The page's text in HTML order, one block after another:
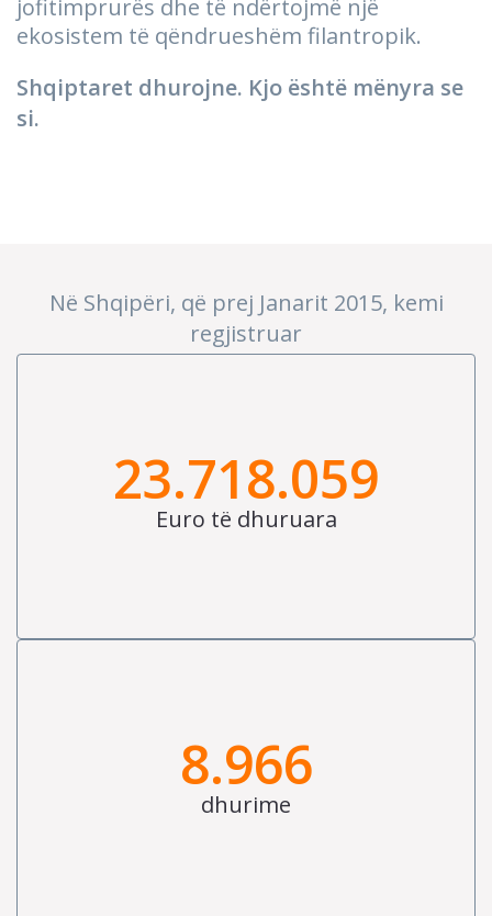
jofitimprurës dhe të ndërtojmë një
ekosistem të qëndrueshëm filantropik.
Shqiptaret dhurojne. Kjo është mënyra se
si.
Në Shqipëri, që prej Janarit 2015, kemi
regjistruar
23.718.059
Euro të dhuruara
8.966
dhurime